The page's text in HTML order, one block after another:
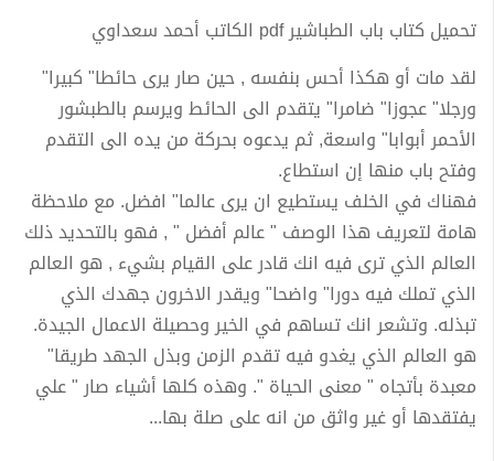
تحميل كتاب باب الطباشير pdf الكاتب أحمد سعداوي
لقد مات أو هكذا أحس بنفسه , حين صار يرى حائطا" كبيرا"
ورجلا" عجوزا" ضامرا" يتقدم الى الحائط ويرسم بالطبشور
الأحمر أبوابا" واسعة, ثم يدعوه بحركة من يده الى التقدم
وفتح باب منها إن استطاع.
فهناك في الخلف يستطيع ان يرى عالما" افضل. مع ملاحظة
هامة لتعريف هذا الوصف " عالم أفضل " , فهو بالتحديد ذلك
العالم الذي ترى فيه انك قادر على القيام بشيء , هو العالم
الذي تملك فيه دورا" واضحا" ويقدر الاخرون جهدك الذي
تبذله. وتشعر انك تساهم في الخير وحصيلة الاعمال الجيدة.
هو العالم الذي يغدو فيه تقدم الزمن وبذل الجهد طريقا"
معبدة بأتجاه " معنى الحياة ". وهذه كلها أشياء صار " علي
يفتقدها أو غير واثق من انه على صلة بها...